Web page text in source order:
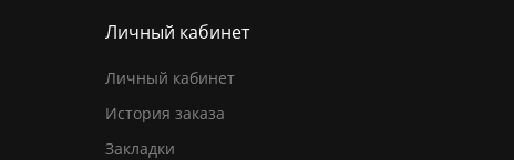
Личный кабинет
Личный кабинет
История заказа
Закладки